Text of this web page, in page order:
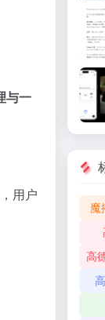
与一
用户
魔
高